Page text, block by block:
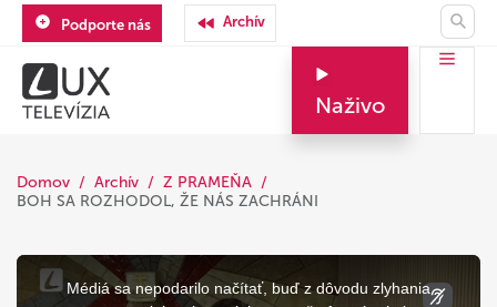
Podporte nás Archív
Naživo
Domov Archív
Z PRAMEŇA
BOH SA ROZHODOL, ŽE NÁS ZACHRÁNI
This
modal
Médiá sa nepodarilo načítať, buď z dôvodu zlyhania